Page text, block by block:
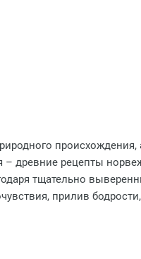
происхождения,
– древние рецепты
тщательно
прилив